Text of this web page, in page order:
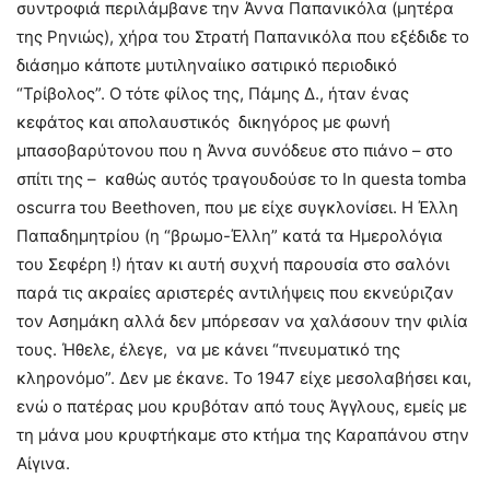
συντροφιά περιλάμβανε την Άννα Παπανικόλα (μητέρα
της Ρηνιώς), χήρα του Στρατή Παπανικόλα που εξέδιδε το
διάσημο κάποτε μυτιληναίικο σατιρικό περιοδικό
“Τρίβολος”. Ο τότε φίλος της, Πάμης Δ., ήταν ένας
κεφάτος και απολαυστικός δικηγόρος με φωνή
μπασοβαρύτονου που η Άννα συνόδευε στο πιάνο – στο
σπίτι της – καθώς αυτός τραγουδούσε το In questa tomba
oscurra του Beethoven, που με είχε συγκλονίσει. Η Έλλη
Παπαδημητρίου (η “βρωμο-Έλλη” κατά τα Ημερολόγια
του Σεφέρη !) ήταν κι αυτή συχνή παρουσία στο σαλόνι
παρά τις ακραίες αριστερές αντιλήψεις που εκνεύριζαν
τον Ασημάκη αλλά δεν μπόρεσαν να χαλάσουν την φιλία
τους. Ήθελε, έλεγε, να με κάνει “πνευματικό της
κληρονόμο”. Δεν με έκανε. Το 1947 είχε μεσολαβήσει και,
ενώ ο πατέρας μου κρυβόταν από τους Άγγλους, εμείς με
τη μάνα μου κρυφτήκαμε στο κτήμα της Καραπάνου στην
Αίγινα.